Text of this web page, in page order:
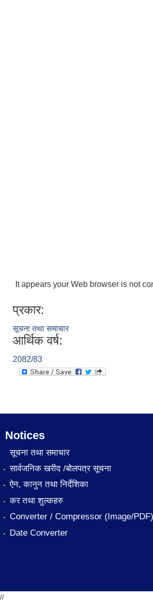
It appears your Web browser is not
प्रकार:
सूचना तथा समाचार
आर्थिक वर्ष:
2082/83
Notices
सूचना तथा समाचार
सार्वजनिक खरीद /बोलपत्र सूचना
ऐन, कानुन तथा निर्देशिका
कर तथा शुल्कहरु
Converter / Compressor (Image/PDF)
Date Converter
//